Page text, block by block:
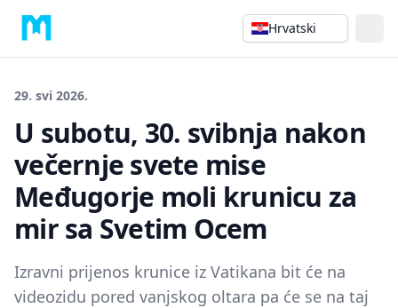
Hrvatski
29. svi 2026.
U subotu, 30. svibnja nakon
večernje svete mise
Međugorje moli krunicu za
mir sa Svetim Ocem
Izravni prijenos krunice iz Vatikana bit će na
videozidu pored vanjskog oltara pa će se na taj